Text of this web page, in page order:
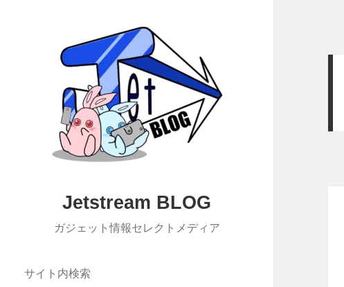
Jetstream BLOG
ガジェット情報セレクトメディア